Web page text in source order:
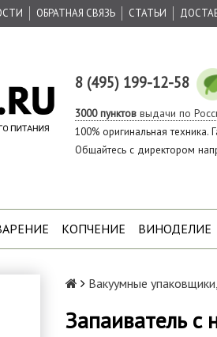
ОБРАТНАЯ СВЯЗЬ СТАТЬИ
8 (495) 199-12-58
3000 пунктоввыдачи по
100% оригинальная техника.
Общайтесь с директором
КОПЧЕНИЕ ВИНОДЕЛИЕ
Вакуумные
Запаиватель